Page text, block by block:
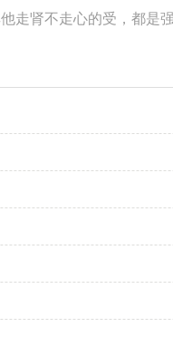
肾不走心的受，都是